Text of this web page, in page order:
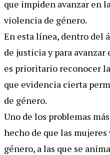
que impiden avanzar en
violencia de género.
En esta línea, dentro del
de justicia y para
es prioritario reconocer
que evidencia cierta
de género.
Uno de los problemas
hecho de que las
género, a las que se